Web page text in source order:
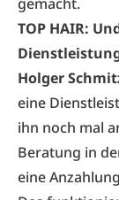
TOP HAIR:
Holger
eine
ihn noch mal
Beratung in
eine